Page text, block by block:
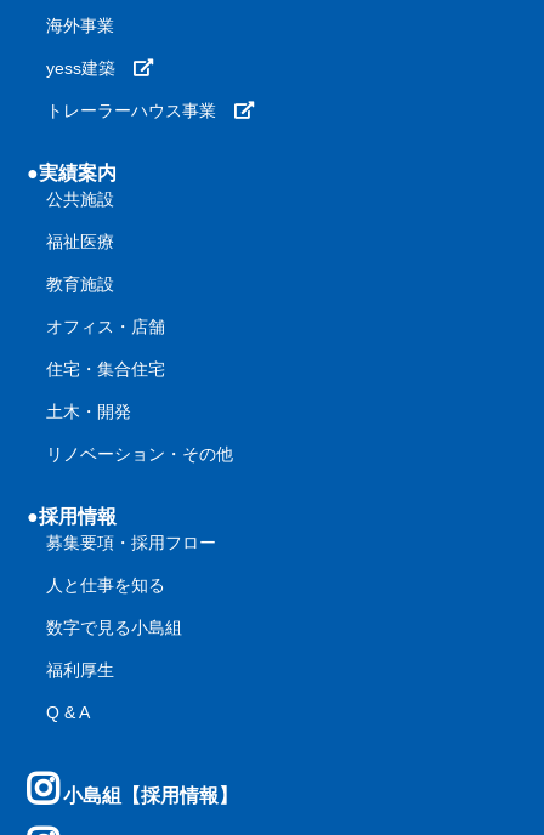
海外事業
yess建築
トレーラーハウス事業
●実績案内
公共施設
福祉医療
教育施設
オフィス・店舗
住宅・集合住宅
土木・開発
リノベーション・その他
●採用情報
募集要項・採用フロー
人と仕事を知る
数字で見る小島組
福利厚生
Q & A
小島組【採用情報】